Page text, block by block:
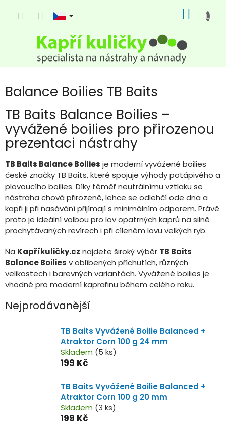
KOŠÍK
Balance Boilies TB Baits
TB Baits Balance Boilies –
vyvážené boilies pro přirozenou
prezentaci nástrahy
TB Baits Balance Boilies je moderní vyvážené boilies
české značky TB Baits, které spojuje výhody potápivého a
plovoucího boilies. Díky téměř neutrálnímu vztlaku se
nástraha chová přirozeně, lehce se odlehčí ode dna a
kapři ji při nasávání přijímají s minimálním odporem. Právě
proto je ideální volbou pro lov opatrných kaprů na silně
prochytávaných revírech i při cíleném lovu velkých ryb.
Na Kapříkuličky.cz najdete široký výběr TB Baits
Balance Boilies v oblíbených příchutích, různých
velikostech i barevných variantách. Vyvážené boilies je
vhodné pro moderní kaprařinu během celého roku.
Nejprodávanější
TB Baits Vyvážené Boilie Balanced +
Atraktor Corn 100 g 24 mm
Skladem (5 ks)
199 Kč
TB Baits Vyvážené Boilie Balanced +
Atraktor Corn 100 g 20 mm
Skladem (3 ks)
199 Kč